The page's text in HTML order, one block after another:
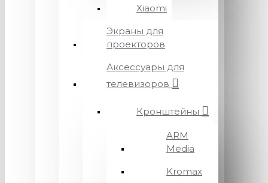
Xiaomi
Экраны для
проекторов
Аксессуары для
телевизоров
Кронштейны
ARM
Media
Kromax